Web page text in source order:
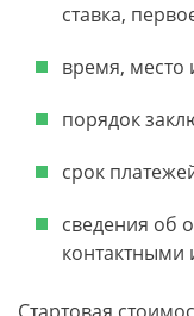
ставка,
время, место
порядок
срок
сведения об